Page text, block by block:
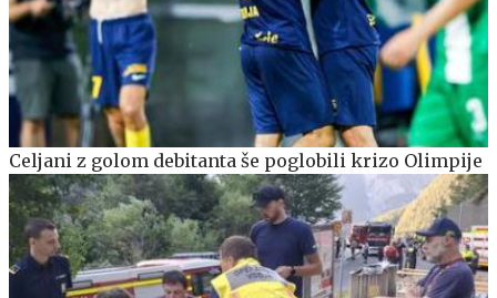
Celjani z golom debitanta še poglobili krizo Olimpije